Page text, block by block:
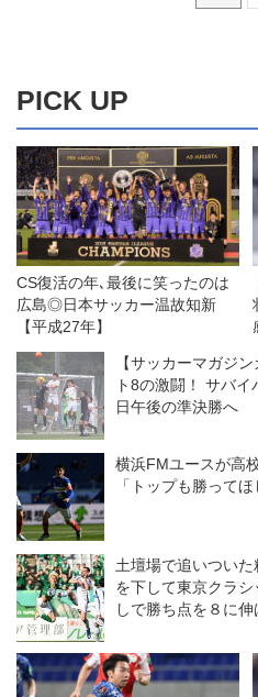
PICK UP
CS復活の年､最後に笑ったのは
広島◎日本サッカー温故知新
【平成27年】
【サッカーマガジ
ト8の激闘！ サバ
日午後の準決勝へ
横浜FMユースが高
「トップも勝ってほ
土壇場で追いつい
を下して東京クラ
しで勝ち点を８に